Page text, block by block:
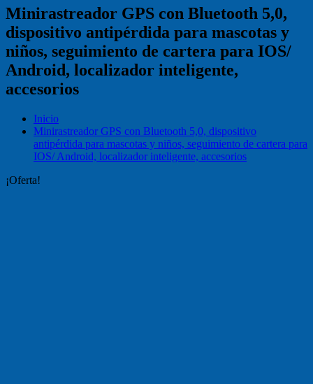
Minirastreador GPS con Bluetooth 5,0,
dispositivo antipérdida para mascotas y
niños, seguimiento de cartera para IOS/
Android, localizador inteligente,
accesorios
Inicio
Minirastreador GPS con Bluetooth 5,0, dispositivo
antipérdida para mascotas y niños, seguimiento de cartera para
IOS/ Android, localizador inteligente, accesorios
¡Oferta!